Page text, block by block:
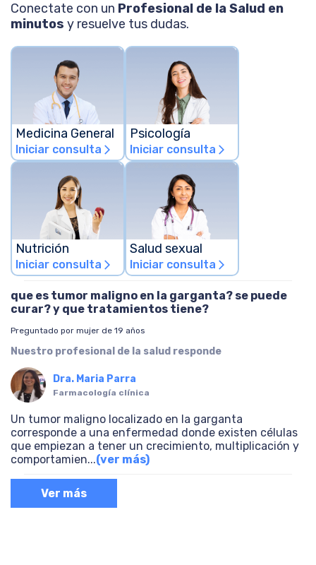
Conectate con un Profesional de la Salud en
minutos y resuelve tus dudas.
Medicina General
Iniciar consulta arrow_forward_ios
Psicología
Iniciar consulta arrow_forward_ios
Nutrición
Iniciar consulta arrow_forward_ios
Salud sexual
Iniciar consulta arrow_forward_ios
que es tumor maligno en la garganta? se puede
curar? y que tratamientos tiene?
Preguntado por mujer de 19 años
Nuestro profesional de la salud responde
Dra. Maria Parra
Farmacología clínica
Un tumor maligno localizado en la garganta
corresponde a una enfermedad donde existen células
que empiezan a tener un crecimiento, multiplicación y
comportamien...(ver más)
Ver más